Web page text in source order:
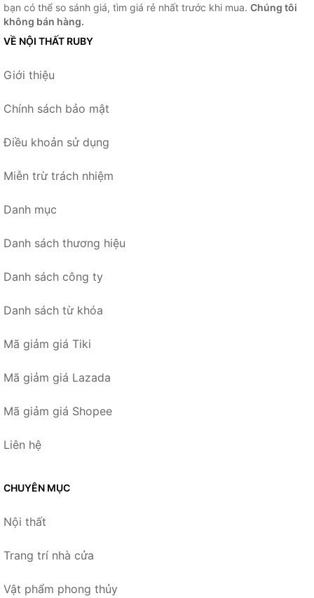
bạn có thể so sánh giá, tìm giá rẻ nhất trước khi mua. Chúng tôi
không bán hàng.
VỀ NỘI THẤT RUBY
Giới thiệu
Chính sách bảo mật
Điều khoản sử dụng
Miễn trừ trách nhiệm
Danh mục
Danh sách thương hiệu
Danh sách công ty
Danh sách từ khóa
Mã giảm giá Tiki
Mã giảm giá Lazada
Mã giảm giá Shopee
Liên hệ
CHUYÊN MỤC
Nội thất
Trang trí nhà cửa
Vật phẩm phong thủy